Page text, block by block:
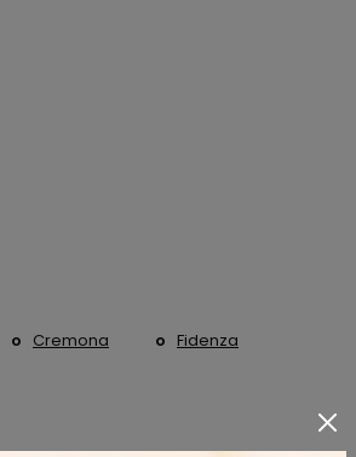
Cremona Fidenza